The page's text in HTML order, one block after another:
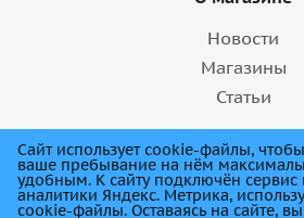
Новости
Магазины
Статьи
8 (845) 275-99-
Сайт использует cookie-файлы,
ваше пребывание на нём
удобным. К cайту подключён сервис
аналитики Яндекс. Метрика,
cookie-файлы. Оставаясь на сайте,